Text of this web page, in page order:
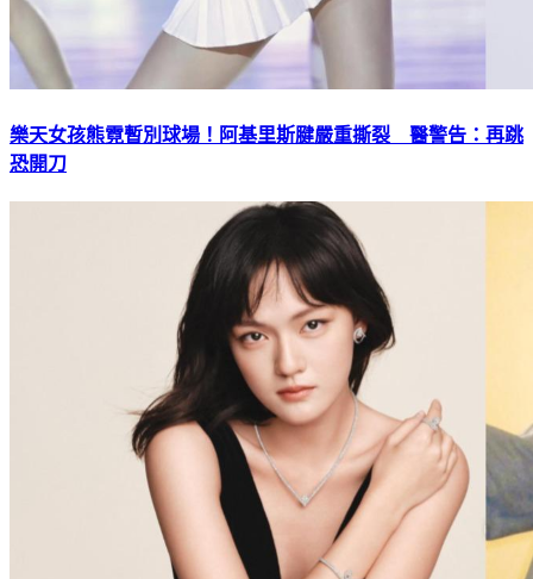
樂天女孩熊霓暫別球場！阿基里斯腱嚴重撕裂 醫警告：再跳
恐開刀